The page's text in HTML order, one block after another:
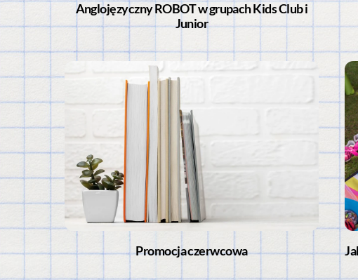
Anglojęzyczny ROBOT w grupach Kids Club i
Junior
Promocja czerwcowa